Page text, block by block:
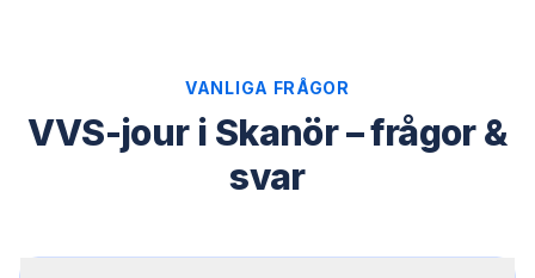
VANLIGA FRÅGOR
VVS-jour i Skanör – frågor &
svar